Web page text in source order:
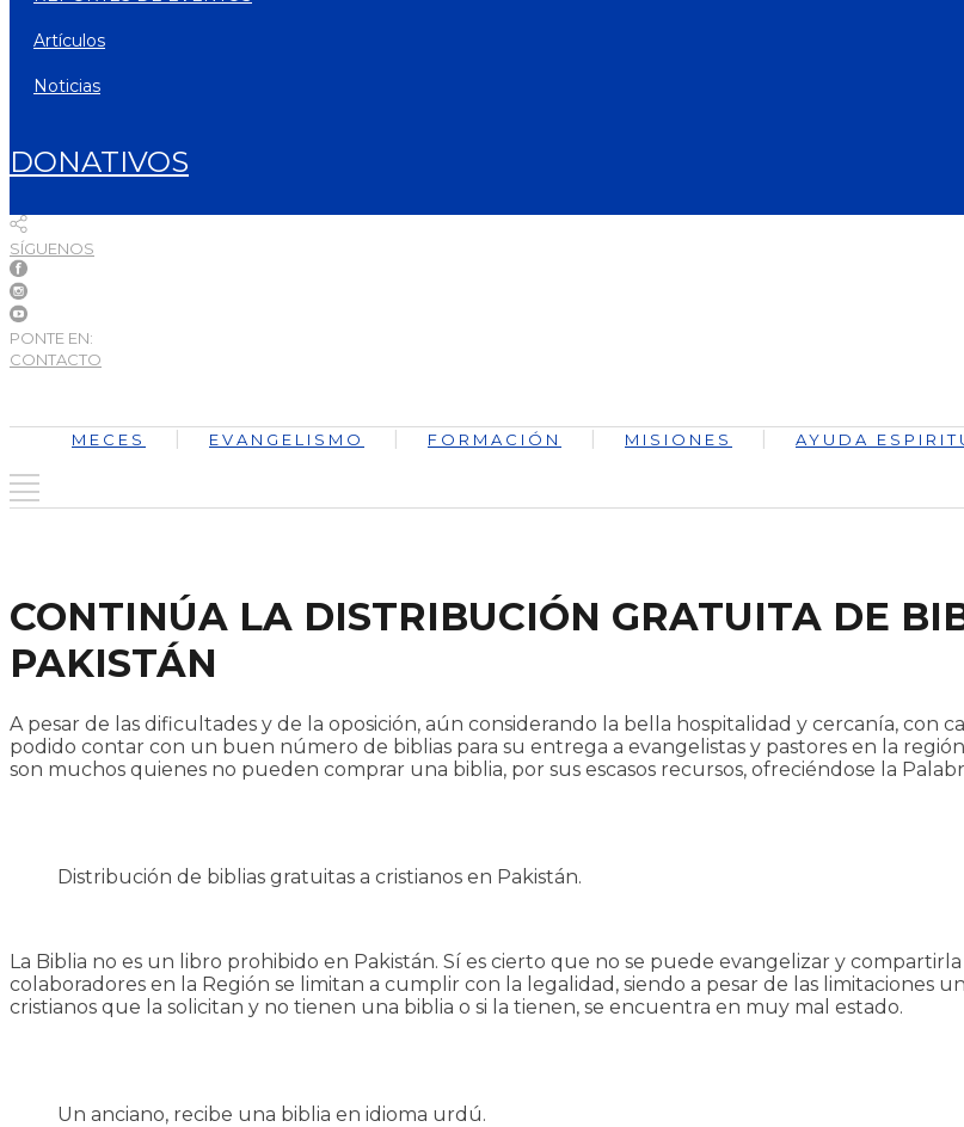
artículos
noticias
DONATIVOS
SÍGUENOS
PONTE EN:
CONTACTO
MECES EVANGELISMO FORMACIÓN MISIONES AYUDA
CONTINÚA LA DISTRIBUCIÓN GRATUITA DE
PAKISTÁN
A pesar de las dificultades y de la oposición, aún considerando la bella hospitalidad y cercanía, con
podido contar con un buen número de biblias para su entrega a evangelistas y pastores en la
son muchos quienes no pueden comprar una biblia, por sus escasos recursos, ofreciéndose la
Distribución de biblias gratuitas a cristianos en Pakistán.
La Biblia no es un libro prohibido en Pakistán. Sí es cierto que no se puede evangelizar y
colaboradores en la Región se limitan a cumplir con la legalidad, siendo a pesar de las limitaciones
cristianos que la solicitan y no tienen una biblia o si la tienen, se encuentra en muy mal estado.
Un anciano, recibe una biblia en idioma urdú.